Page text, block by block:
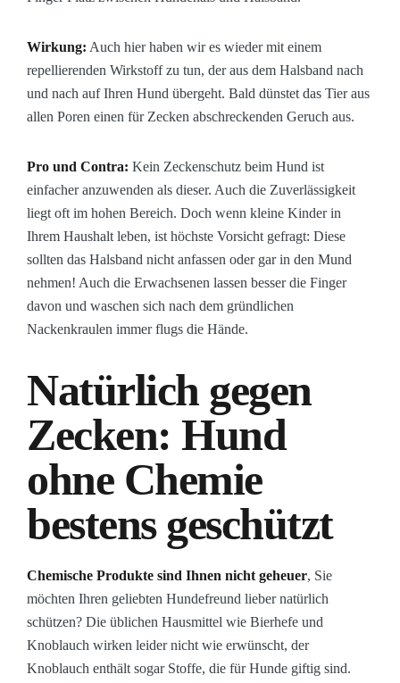
Wirkung: Auch hier haben wir es wieder mit einem
repellierenden Wirkstoff zu tun, der aus dem Halsband nach
und nach auf Ihren Hund übergeht. Bald dünstet das Tier aus
allen Poren einen für Zecken abschreckenden Geruch aus.
Pro und Contra: Kein Zeckenschutz beim Hund ist
einfacher anzuwenden als dieser. Auch die Zuverlässigkeit
liegt oft im hohen Bereich. Doch wenn kleine Kinder in
Ihrem Haushalt leben, ist höchste Vorsicht gefragt: Diese
sollten das Halsband nicht anfassen oder gar in den Mund
nehmen! Auch die Erwachsenen lassen besser die Finger
davon und waschen sich nach dem gründlichen
Nackenkraulen immer flugs die Hände.
Natürlich gegen
Zecken: Hund
ohne Chemie
bestens geschützt
Chemische Produkte sind Ihnen nicht geheuer, Sie
möchten Ihren geliebten Hundefreund lieber natürlich
schützen? Die üblichen Hausmittel wie Bierhefe und
Knoblauch wirken leider nicht wie erwünscht, der
Knoblauch enthält sogar Stoffe, die für Hunde giftig sind.